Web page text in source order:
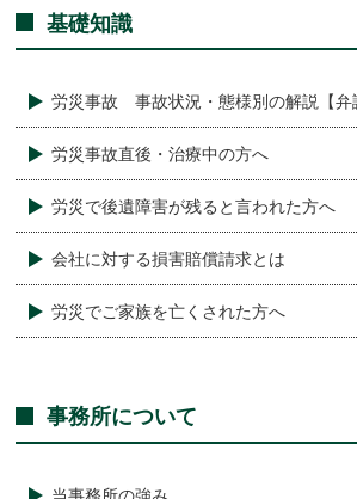
基礎知識
労災事故 事故状況・態様別の解説【弁
労災事故直後・治療中の方へ
労災で後遺障害が残ると言われた方へ
会社に対する損害賠償請求とは
労災でご家族を亡くされた方へ
事務所について
当事務所の強み